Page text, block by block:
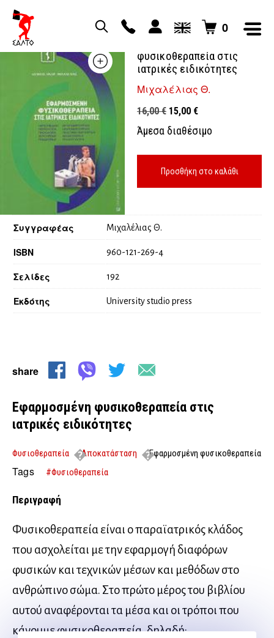
0
φυσικοθεραπεία στις
ιατρικές ειδικότητες
Μιχαλέλιας Θ.
16,00€ Original
price
16,00 €.
15,00 €Η
τρέχουσα
τιμή
είναι:
15,00 €.
Άμεσα διαθέσιμο
Προσθήκη στο καλάθι
Συγγραφέας Μιχαλέλιας Θ.
ISBN 960-121-269-4
Σελίδες 192
Εκδότης University studio press
share
Εφαρμοσμένη φυσικοθεραπεία στις
ιατρικές ειδικότητες
Φυσιοθεραπεία Αποκατάσταση
Εφαρμοσμένη φυσικοθεραπεία
στις ιατρικές ειδικότητες
Tags #Φυσιοθεραπεία
Περιγραφή
Φυσικοθεραπεία είναι ο παραϊατρικός κλάδος
που ασχολείται με την εφαρμογή διαφόρων
φυσικών και τεχνικών μέσων και μεθόδων στο
ανθρώπινο σώμα. Στο πρώτο μέρος του βιβλίου
αυτού αναφέρονται τα μέσα και οι τρόποι που
κάνουμε φυσικοθεραπεία, δηλαδή: